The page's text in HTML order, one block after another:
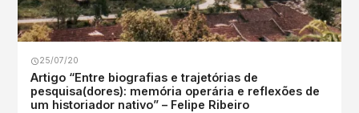
25/07/20
Artigo “Entre biografias e trajetórias de
pesquisa(dores): memória operária e reflexões de
um historiador nativo” – Felipe Ribeiro